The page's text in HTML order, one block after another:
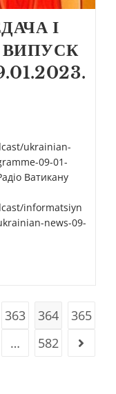
І
ukrainian-
09-01-
Ватикану
informatsiyn
news-09-
363 364
365
… 582